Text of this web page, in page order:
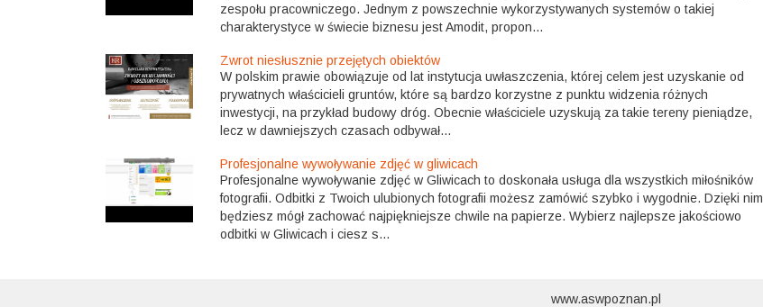
zespołu pracowniczego. Jednym z powszechnie wykorzystywanych systemów o takiej
charakterystyce w świecie biznesu jest Amodit, propon...
Zwrot niesłusznie przejętych obiektów
W polskim prawie obowiązuje od lat instytucja uwłaszczenia, której celem jest uzyskanie od
prywatnych właścicieli gruntów, które są bardzo korzystne z punktu widzenia różnych
inwestycji, na przykład budowy dróg. Obecnie właściciele uzyskują za takie tereny pieniądze,
lecz w dawniejszych czasach odbywał...
Profesjonalne wywoływanie zdjęć w gliwicach
Profesjonalne wywoływanie zdjęć w Gliwicach to doskonała usługa dla wszystkich miłośników
fotografii. Odbitki z Twoich ulubionych fotografii możesz zamówić szybko i wygodnie. Dzięki nim
będziesz mógł zachować najpiękniejsze chwile na papierze. Wybierz najlepsze jakościowo
odbitki w Gliwicach i ciesz s...
www.aswpoznan.pl